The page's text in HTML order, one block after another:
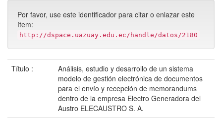
Por favor, use este identificador para citar o enlazar este
ítem:
http://dspace.uazuay.edu.ec/handle/datos/2180
Título :
Análisis, estudio y desarrollo de un sistema
modelo de gestión electrónica de documentos
para el envío y recepción de memorandums
dentro de la empresa Electro Generadora del
Austro ELECAUSTRO S. A.